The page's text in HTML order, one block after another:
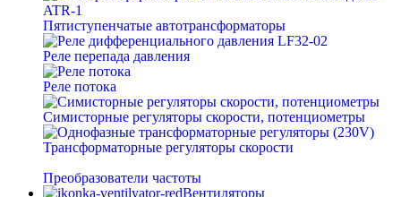
Пятиступенчатые автотрансформаторы
Реле перепада давления
Реле потока
Симисторные регуляторы скорости, потенциометры
Трансформаторные регуляторы скорости
Преобразователи частоты
Вентиляторы